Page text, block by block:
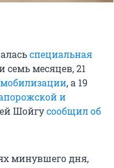
специальная
семь месяцев, 21
, а 19
и
Шойгусообщил об
минувшего дня,